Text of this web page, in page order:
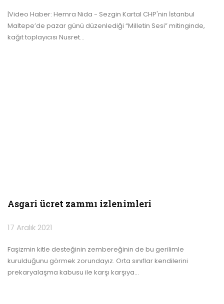
|Video Haber: Hemra Nida - Sezgin Kartal CHP'nin İstanbul
Maltepe’de pazar günü düzenlediği “Milletin Sesi” mitinginde,
kağıt toplayıcısı Nusret…
Asgari ücret zammı izlenimleri
17 Aralık 2021
Faşizmin kitle desteğinin zembereğinin de bu gerilimle
kurulduğunu görmek zorundayız. Orta sınıflar kendilerini
prekaryalaşma kabusu ile karşı karşıya…